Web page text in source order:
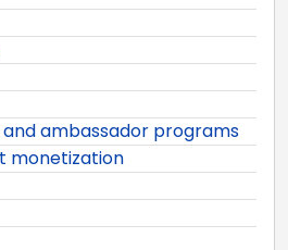
ambassador programs
monetization